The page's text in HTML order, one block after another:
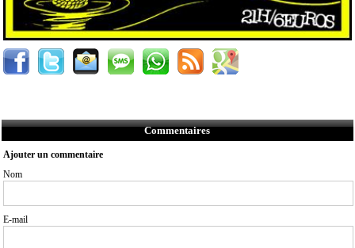
Commentaires
Ajouter un commentaire
Nom
E-mail